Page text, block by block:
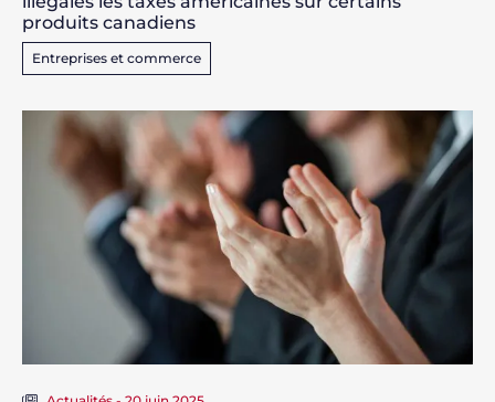
produits canadiens
Entreprises et commerce